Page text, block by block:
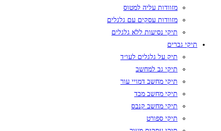
מזוודות עליה למטוס
מזוודות עסקים עם גלגלים
תיקי נסיעות ללא גלגלים
תיקי גברים
תיק על גלגלים לעו״ד
תיקי גב למחשב
תיקי מחשב דמויי עור
תיקי מחשב מבד
תיקי מחשב קנבס
תיקי ספורט